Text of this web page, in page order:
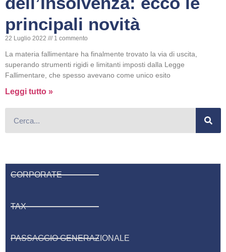
principali novità
22 Luglio 2022 1 commento
La materia fallimentare ha finalmente trovato la via di uscita,
superando strumenti rigidi e limitanti imposti dalla Legge
Fallimentare, che spesso avevano come unico esito
Leggi tutto »
CORPORATE
TAX
PASSAGGIO GENERAZIONALE